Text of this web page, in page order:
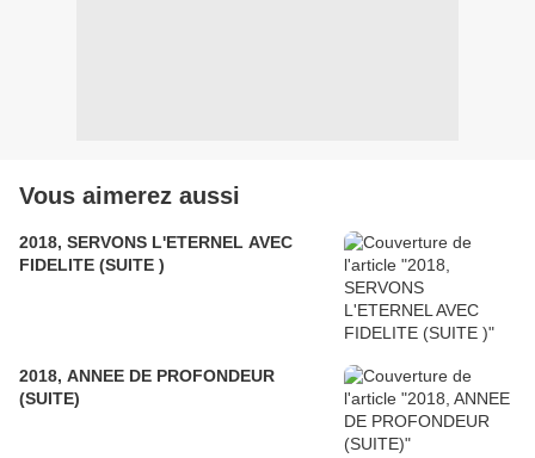
Vous aimerez aussi
2018, SERVONS L'ETERNEL AVEC
FIDELITE (SUITE )
2018, ANNEE DE PROFONDEUR
(SUITE)